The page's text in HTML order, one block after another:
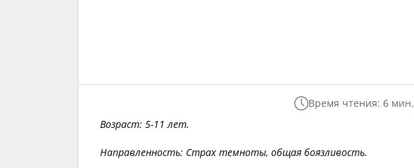
Время чтения: 6 мин.
Возраст: 5-11 лет.
Направленность: Страх темноты, общая боязливость.